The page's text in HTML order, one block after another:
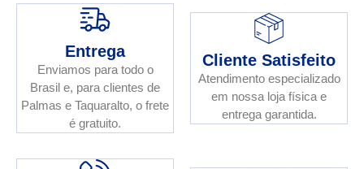
Entrega
Enviamos para todo o
Brasil e, para clientes de
Palmas e Taquaralto, o frete
é gratuito.
Cliente Satisfeito
Atendimento especializado
em nossa loja física e
entrega garantida.